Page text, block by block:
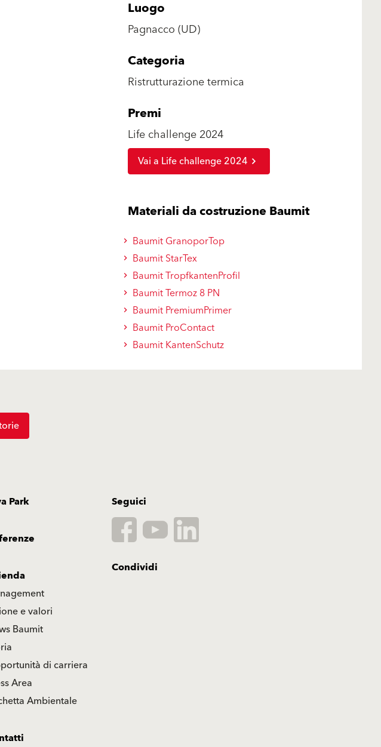
Luogo
Pagnacco (UD)
Categoria
Ristrutturazione termica
Premi
Life challenge 2024
Vai a Life challenge 2024
Materiali da costruzione Baumit
Baumit GranoporTop
Baumit StarTex
Baumit TropfkantenProfil
Baumit Termoz 8 PN
Baumit PremiumPrimer
Baumit ProContact
Baumit KantenSchutz
Park
e valori
Baumit
di carriera
Area
Ambientale
Seguici
Condividi